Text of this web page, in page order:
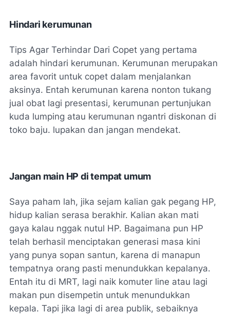
Hindari kerumunan
Tips Agar Terhindar Dari Copet yang pertama
adalah hindari kerumunan. Kerumunan merupakan
area favorit untuk copet dalam menjalankan
aksinya. Entah kerumunan karena nonton tukang
jual obat lagi presentasi, kerumunan pertunjukan
kuda lumping atau kerumunan ngantri diskonan di
toko baju. lupakan dan jangan mendekat.
Jangan main HP di tempat umum
Saya paham lah, jika sejam kalian gak pegang HP,
hidup kalian serasa berakhir. Kalian akan mati
gaya kalau nggak nutul HP. Bagaimana pun HP
telah berhasil menciptakan generasi masa kini
yang punya sopan santun, karena di manapun
tempatnya orang pasti menundukkan kepalanya.
Entah itu di MRT, lagi naik komuter line atau lagi
makan pun disempetin untuk menundukkan
kepala. Tapi jika lagi di area publik, sebaiknya